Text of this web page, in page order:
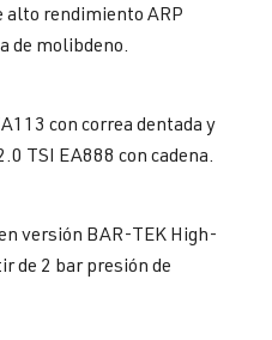
alto rendimiento ARP
de molibdeno.
con correa dentada y
TSI EA888 con cadena.
versión BAR-TEK High-
de 2 bar presión de